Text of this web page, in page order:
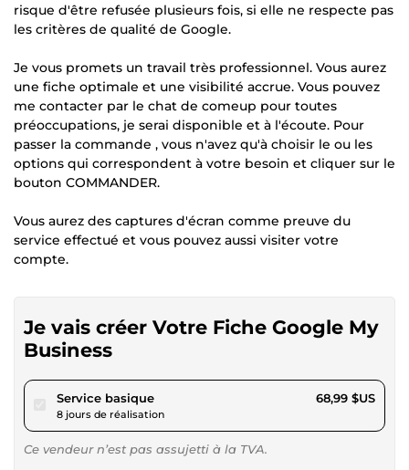
risque d'être refusée plusieurs fois, si elle ne respecte pas
les critères de qualité de Google.
Je vous promets un travail très professionnel. Vous aurez
une fiche optimale et une visibilité accrue. Vous pouvez
me contacter par le chat de comeup pour toutes
préoccupations, je serai disponible et à l'écoute. Pour
passer la commande , vous n'avez qu'à choisir le ou les
options qui correspondent à votre besoin et cliquer sur le
bouton COMMANDER.
Vous aurez des captures d'écran comme preuve du
service effectué et vous pouvez aussi visiter votre
compte.
Je vais créer Votre Fiche Google My
Business
Service basiquepour 63,58 $US
8 jours de réalisation
68,99 $US
Ce vendeur n’est pas assujetti à la TVA.